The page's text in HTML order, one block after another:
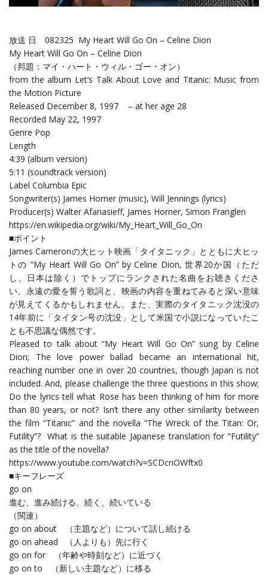
放送 日 082325 My Heart Will Go On – Celine Dion
My Heart Will Go On – Celine Dion
（邦題：マイ・ハート・ウィル・ゴー・オン）
from the album Let’s Talk About Love and Titanic: Music from
the Motion Picture
Released December 8, 1997 – at her age 28
Recorded May 22, 1997
Genre Pop
Length
4:39 (album version)
5:11 (soundtrack version)
Label Columbia Epic
Songwriter(s) James Horner (music), Will Jennings (lyrics)
Producer(s) Walter Afanasieff, James Horner, Simon Franglen
https://en.wikipedia.org/wiki/My_Heart_Will_Go_On
■ポイント
James Cameronの大ヒット映画「タイタニック」とともに大ヒッ
トの “My Heart Will Go On” by Celine Dion, 世界20か国（ただ
し、日本は除く）でトップにランクされた名曲をお聴きくださ
い。永遠の愛を誓う歌詞と、映画の内容を重ねてみると深い意味
が見えてくるかもしれません。また、実際のタイタニック沈没の
14年前に「タイタン号の沈没」として米国で小説になっていたこ
とも不思議な偶然です。
Pleased to talk about “My Heart Will Go On” sung by Celine
Dion; The love power ballad became an international hit,
reaching number one in over 20 countries, though Japan is not
included. And, please challenge the three questions in this show;
Do the lyrics tell what Rose has been thinking of him for more
than 80 years, or not? Isn’t there any other similarity between
the film “Titanic” and the novella “The Wreck of the Titan: Or,
Futility”? What is the suitable Japanese translation for “Futility”
as the title of the novella?
https://www.youtube.com/watch?v=SCDcnOWftx0
■キーフレーズ
go on
進む、進み続ける、続く、続いている
（関連）
go on about （主題など）について話し続ける
go on ahead （人よりも）先に行く
go on for （年齢や時刻など）に近づく
go on to （新しい主題など）に移る